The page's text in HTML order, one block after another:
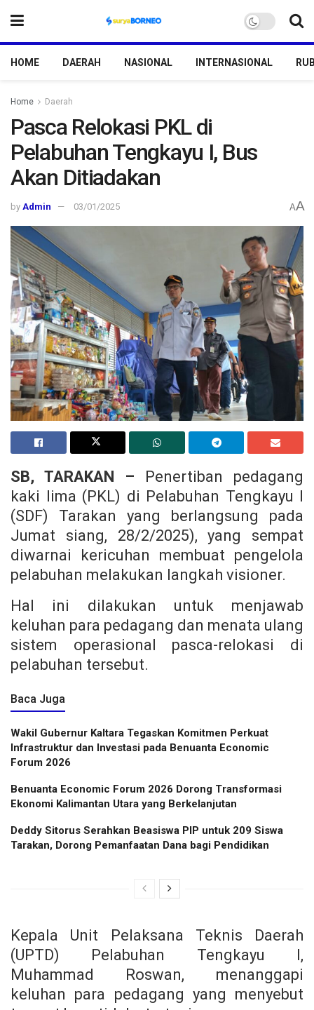
HOME DAERAH NASIONAL INTERNASIONAL
Home Daerah
Pasca Relokasi PKL di
Pelabuhan Tengkayu I, Bus
Akan Ditiadakan
by Admin 03/01/2025 AA
SB, TARAKAN – Penertiban pedagang
kaki lima (PKL) di Pelabuhan Tengkayu I
(SDF) Tarakan yang berlangsung pada
Jumat siang, 28/2/2025), yang sempat
diwarnai kericuhan membuat pengelola
pelabuhan melakukan langkah visioner.
Hal ini dilakukan untuk menjawab
keluhan para pedagang dan menata ulang
sistem operasional pasca-relokasi di
pelabuhan tersebut.
Baca Juga
Wakil Gubernur Kaltara Tegaskan Komitmen Perkuat
Infrastruktur dan Investasi pada Benuanta Economic
Forum 2026
Benuanta Economic Forum 2026 Dorong Transformasi
Ekonomi Kalimantan Utara yang Berkelanjutan
Deddy Sitorus Serahkan Beasiswa PIP untuk 209 Siswa
Tarakan, Dorong Pemanfaatan Dana bagi Pendidikan
Kepala Unit Pelaksana Teknis Daerah
(UPTD) Pelabuhan Tengkayu I,
Muhammad Roswan, menanggapi
keluhan para pedagang yang menyebut